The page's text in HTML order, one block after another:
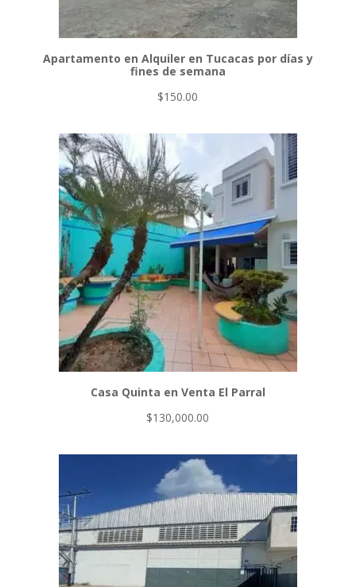
Apartamento en Alquiler en Tucacas por días y
fines de semana
$150.00
Casa Quinta en Venta El Parral
$130,000.00